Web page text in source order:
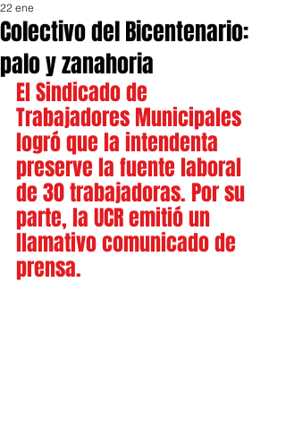
Colectivo del Bicentenario:
palo y zanahoria
22 ene
El Sindicado de
Trabajadores Municipales
logró que la intendenta
preserve la fuente laboral
de 30 trabajadoras. Por su
parte, la UCR emitió un
llamativo comunicado de
prensa.